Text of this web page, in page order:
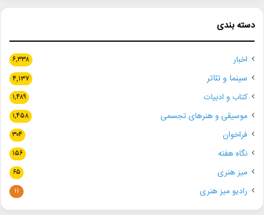
دسته بندی
اخبار ۶,۳۳۸
سینما و تئاتر ۴,۱۳۷
کتاب و ادبیات ۱,۴۸۹
موسیقی و هنرهای تجسمی ۱,۴۵۸
فراخوان ۳۰۴
نگاه هفته ۱۵۶
میز هنری ۶۵
رادیو میز هنری ۱۱